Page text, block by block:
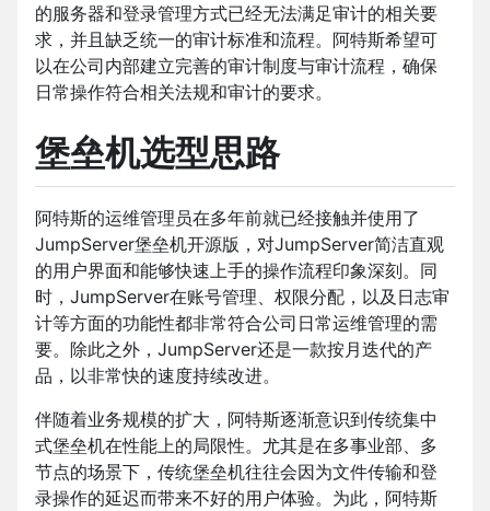
的服务器和登录管理方式已经无法满足审计的相关要
求，并且缺乏统一的审计标准和流程。阿特斯希望可
以在公司内部建立完善的审计制度与审计流程，确保
日常操作符合相关法规和审计的要求。
堡垒机选型思路
阿特斯的运维管理员在多年前就已经接触并使用了
JumpServer堡垒机开源版，对JumpServer简洁直观
的用户界面和能够快速上手的操作流程印象深刻。同
时，JumpServer在账号管理、权限分配，以及日志审
计等方面的功能性都非常符合公司日常运维管理的需
要。除此之外，JumpServer还是一款按月迭代的产
品，以非常快的速度持续改进。
伴随着业务规模的扩大，阿特斯逐渐意识到传统集中
式堡垒机在性能上的局限性。尤其是在多事业部、多
节点的场景下，传统堡垒机往往会因为文件传输和登
录操作的延迟而带来不好的用户体验。为此，阿特斯